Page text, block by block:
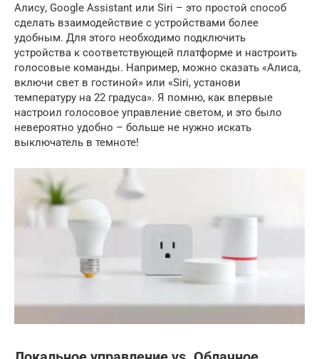
Алису, Google Assistant или Siri – это простой способ
сделать взаимодействие с устройствами более
удобным. Для этого необходимо подключить
устройства к соответствующей платформе и настроить
голосовые команды. Например, можно сказать «Алиса,
включи свет в гостиной» или «Siri, установи
температуру на 22 градуса». Я помню, как впервые
настроил голосовое управление светом, и это было
невероятно удобно – больше не нужно искать
выключатель в темноте!